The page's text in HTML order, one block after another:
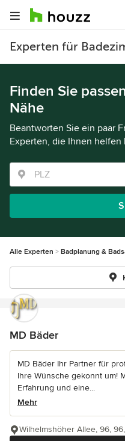
Experten für
Finden Sie
Nähe
Beantworten Sie ein paar
Experten, die Ihnen helfen
Alle Experten Badplanung &
MD Bäder
MD Bäder Ihr Partner für
Ihre Wünsche gekonnt um!
Erfahrung und eine...
Mehr
Wilhelmshöher Allee, 96,